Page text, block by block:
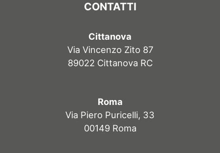
CONTATTI
Cittanova
Via Vincenzo Zito 87
89022 Cittanova RC
Roma
Via Piero Puricelli, 33
00149 Roma